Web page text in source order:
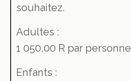
souhaitez.
Adultes :
1 050,00 R par personne
Enfants :